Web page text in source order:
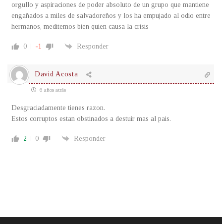
orgullo y aspiraciones de poder absoluto de un grupo que mantiene
engañados a miles de salvadoreños y los ha empujado al odio entre
hermanos, meditemos bien quien causa la crisis
0 -1 Responder
David Acosta
6 años atrás
Desgraciadamente tienes razon.
Estos corruptos estan obstinados a destuir mas al pais.
2 0 Responder